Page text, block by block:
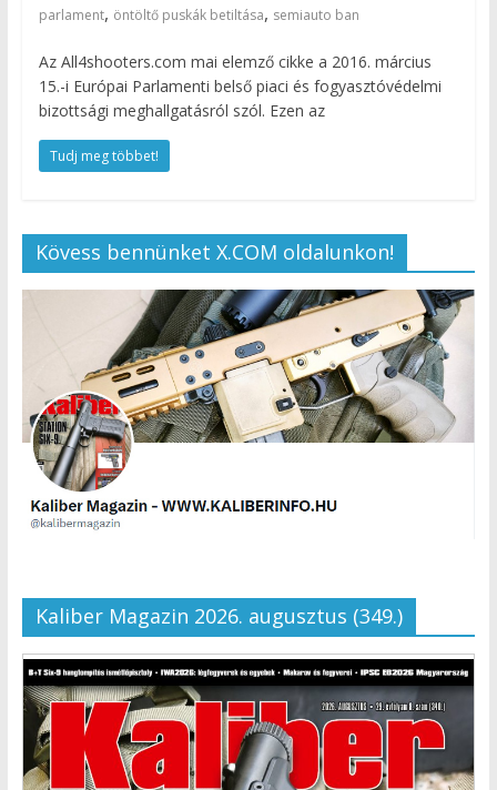
parlament, öntöltő puskák betiltása, semiauto ban
Az All4shooters.com mai elemző cikke a 2016. március
15.-i Európai Parlamenti belső piaci és fogyasztóvédelmi
bizottsági meghallgatásról szól. Ezen az
Tudj meg többet!
Kövess bennünket X.COM oldalunkon!
Kaliber Magazin 2026. augusztus (349.)